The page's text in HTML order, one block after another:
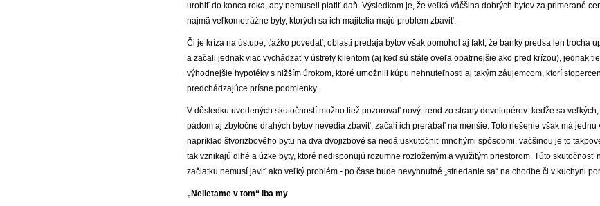
urobiť do konca roka, aby nemuseli platiť daň. Výsledkom je, že veľká väčšina dobrých bytov za primerané
najmä veľkometrážne byty, ktorých sa ich majitelia majú problém zbaviť.
Či je kríza na ústupe, ťažko povedať; oblasti predaja bytov však pomohol aj fakt, že banky predsa len trocha
a začali jednak viac vychádzať v ústrety klientom (aj keď sú stále oveľa opatrnejšie ako pred krízou), jednak
výhodnejšie hypotéky s nižším úrokom, ktoré umožnili kúpu nehnuteľnosti aj takým záujemcom, ktorí
predchádzajúce prísne podmienky.
V dôsledku uvedených skutočností možno tiež pozorovať nový trend zo strany developérov: keďže sa
pádom aj zbytočne drahých bytov nevedia zbaviť, začali ich prerábať na menšie. Toto riešenie však má
napríklad štvorizbového bytu na dva dvojizbové sa nedá uskutočniť mnohými spôsobmi, väčšinou je to
tak vznikajú dlhé a úzke byty, ktoré nedisponujú rozumne rozloženým a využitým priestorom. Túto skutočnosť
začiatku nemusí javiť ako veľký problém - po čase bude nevyhnutné „striedanie sa“ na chodbe či v kuchyni
„Nelietame v tom“ iba my